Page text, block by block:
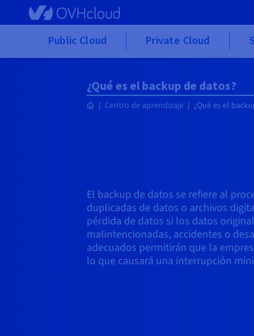
Skip to main content
Public Cloud Private Cloud
¿Qué es el backup de datos?
Centro de aprendizaje ¿Qué es el
El backup de datos se refiere al
duplicadas de datos o archivos
pérdida de datos si los datos
malintencionadas, accidentes o
adecuados permitirán que la
lo que causará una interrupción